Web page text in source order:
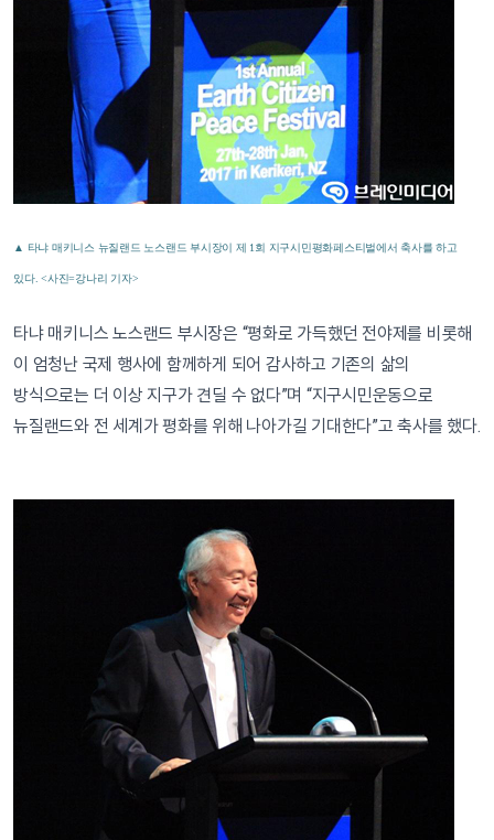
▲ 타냐 매키니스 뉴질랜드 노스랜드 부시장이 제 1회 지구시민평화페스티벌에서 축사를 하고
있다. <사진=강나리 기자>
타냐 매키니스 노스랜드 부시장은 “평화로 가득했던 전야제를 비롯해
이 엄청난 국제 행사에 함께하게 되어 감사하고 기존의 삶의
방식으로는 더 이상 지구가 견딜 수 없다”며 “지구시민운동으로
뉴질랜드와 전 세계가 평화를 위해 나아가길 기대한다”고 축사를 했다.